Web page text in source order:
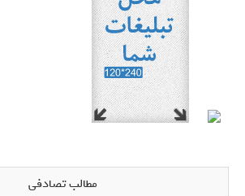
مطالب تصادفی